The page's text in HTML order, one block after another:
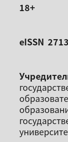
18+
eISSN